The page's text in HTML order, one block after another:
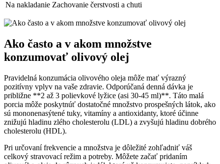
Na nakladanie Zachovanie čerstvosti a chuti
Ako často a v akom množstve
konzumovať olivový olej
Pravidelná konzumácia olivového oleja môže mať výrazný
pozitívny vplyv na vaše zdravie. Odporúčaná denná dávka je
približne **2 až 3 polievkové lyžice (asi 30-45 ml)**. Táto malá
porcia môže poskytnúť dostatočné množstvo prospešných látok, ako
sú mononenasýtené tuky, vitamíny a antioxidanty, ktoré účinne
znižujú hladinu zlého cholesterolu (LDL) a zvyšujú hladinu dobrého
cholesterolu (HDL).
Pri určovaní frekvencie a množstva je dôležité zohľadniť váš
celkový stravovací režim a potreby. Môžete začať pridaním